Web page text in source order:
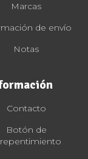
Marcas
de envío
Notas
Contacto
Botón de